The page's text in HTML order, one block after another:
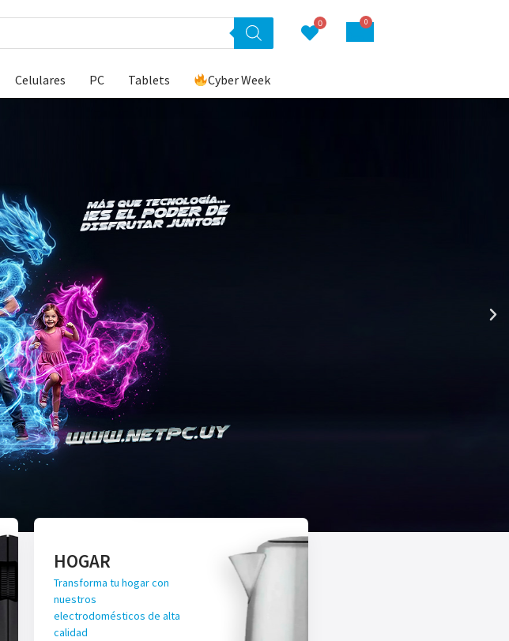
0 0
Celulares PC Tablets Cyber Week
HOGAR
Transforma tu hogar con
nuestros
electrodomésticos de alta
calidad